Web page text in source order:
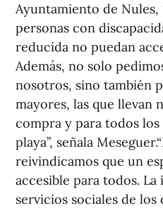
Ayuntamiento de Nules,
personas con
reducida no puedan
Además, no solo
nosotros, sino también
mayores, las que llevan
compra y para todos
playa”, señala
reivindicamos que un
accesible para todos.
servicios sociales de los